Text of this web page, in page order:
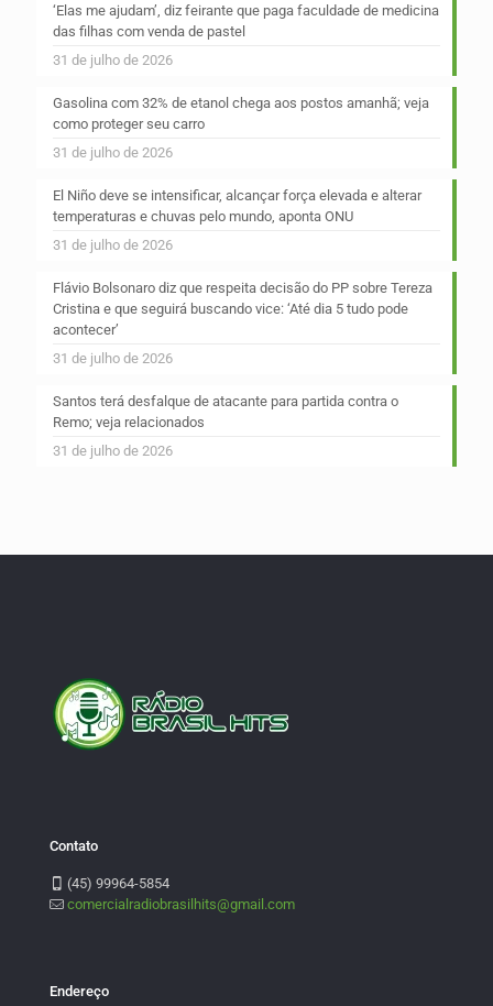
‘Elas me ajudam’, diz feirante que paga faculdade de medicina
das filhas com venda de pastel
31 de julho de 2026
Gasolina com 32% de etanol chega aos postos amanhã; veja
como proteger seu carro
31 de julho de 2026
El Niño deve se intensificar, alcançar força elevada e alterar
temperaturas e chuvas pelo mundo, aponta ONU
31 de julho de 2026
Flávio Bolsonaro diz que respeita decisão do PP sobre Tereza
Cristina e que seguirá buscando vice: ‘Até dia 5 tudo pode
acontecer’
31 de julho de 2026
Santos terá desfalque de atacante para partida contra o
Remo; veja relacionados
31 de julho de 2026
Contato
(45) 99964-5854
comercialradiobrasilhits@gmail.com
Endereço